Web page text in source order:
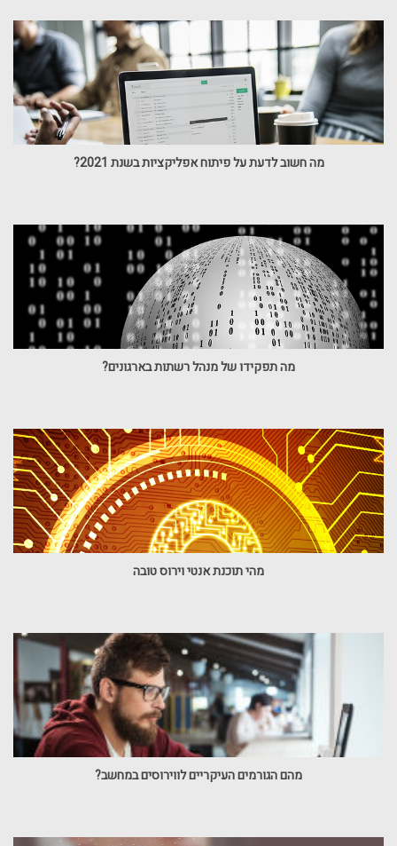
מה חשוב לדעת על פיתוח אפליקציות בשנת 2021?
מה תפקידו של מנהל רשתות בארגונים?
מהי תוכנת אנטי וירוס טובה
מהם הגורמים העיקריים לווירוסים במחשב?